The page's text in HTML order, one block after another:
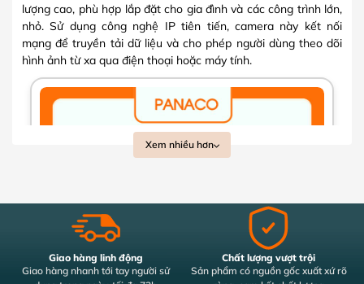
lượng cao, phù hợp lắp đặt cho gia đình và các công trình lớn,
nhỏ. Sử dụng công nghệ IP tiên tiến, camera này kết nối
mạng để truyền tải dữ liệu và cho phép người dùng theo dõi
hình ảnh từ xa qua điện thoại hoặc máy tính.
Xem nhiều hơn
Giao hàng linh động
Giao hàng nhanh tới tay người sử
Chất lượng vượt trội
Sản phẩm có nguồn gốc xuất xứ rõ